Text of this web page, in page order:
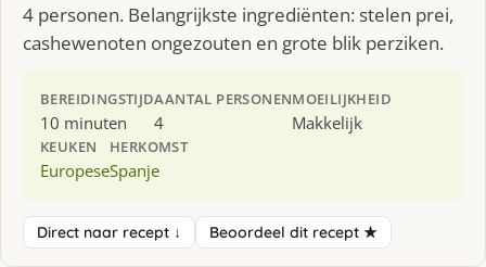
4 personen. Belangrijkste ingrediënten: stelen prei,
cashewenoten ongezouten en grote blik perziken.
BEREIDINGSTIJD
10 minuten
AANTAL PERSONEN
4
MOEILIJKHEID
Makkelijk
KEUKEN
Europese
HERKOMST
Spanje
Direct naar recept ↓ Beoordeel dit recept ★